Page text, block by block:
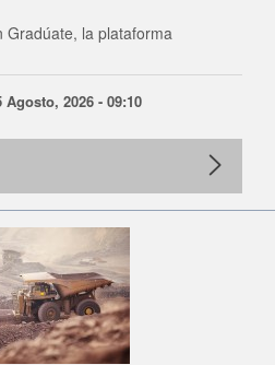
Gradúate, la plataforma
2026 - 09:10